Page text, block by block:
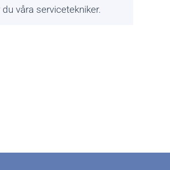
våra servicetekniker.